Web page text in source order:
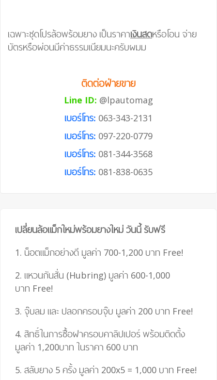
เฉพาะชุดโปรล้อพร้อมยาง เป็นราคาเงินสดหรือโอน จ่าย
บัตรหรือผ่อนมีค่าธรรมเนียมนะครับผมม
ติดต่อฝ่ายขาย
Line ID: @lpautomag
เบอร์โทร: 063-343-2131
เบอร์โทร: 097-220-0779
เบอร์โทร: 081-344-3568
เบอร์โทร: 081-838-0635
เปลี่ยนล้อแม็กใหม่พร้อมยางใหม่ วันนี้ รับฟรี
1. น็อตแม็กอย่างดี มูลค่า 700-1,200 บาท Free!
2. แหวนกันสั่น (Hubring) มูลค่า 600-1,000
บาท Free!
3. จุ๊บลม และ ปลอกครอบจุ๊บ มูลค่า 200 บาท Free!
4. สิทธิ์ในการซื้อฝาครอบคาลิปเปอร์ พร้อมติดตั้ง
มูลค่า 1,200บาท ในราคา 600 บาท
5. สลับยาง 5 ครั้ง มูลค่า 200x5 = 1,000 บาท Free!